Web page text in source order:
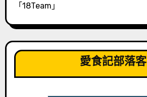
「18Team」
愛食記部落客